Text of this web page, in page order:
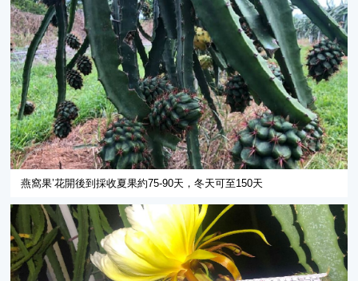
燕窩果’花開後到採收夏果約75-90天，冬天可至150天